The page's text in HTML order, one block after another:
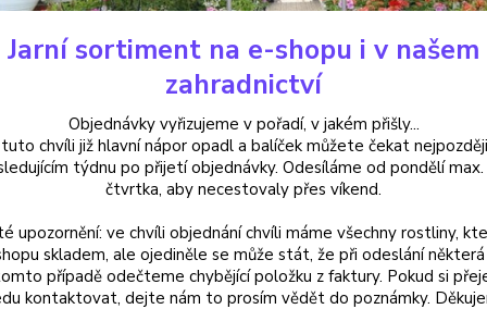
Fuchsie Lydia Ivo (Fuchsie) - cena na prodejně
Ivo (Fuchsie) - cena na prodejně
popis
Jarní sortiment na e-shopu i v našem
zahradnictví
Objednávky vyřizujeme v pořadí, v jakém přišly...
chvíli již hlavní nápor opadl a balíček můžete čekat
týdnu po přijetí objednávky. Odesíláme od pondělí
čtvrtka, aby necestovaly přes víkend.
upozornění: ve chvíli objednání chvíli máme všechny rostliny,
skladem, ale ojediněle se může stát, že při odeslání některá
případě odečteme chybějící položku z faktury. Pokud si
kontaktovat, dejte nám to prosím vědět do poznámky.